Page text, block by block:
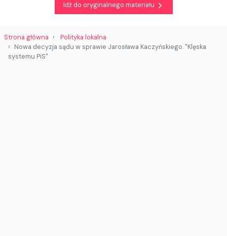
Idź do oryginalnego materiału
Strona główna
Polityka lokalna
Nowa decyzja sądu w sprawie Jarosława Kaczyńskiego. "Klęska
systemu PiS"